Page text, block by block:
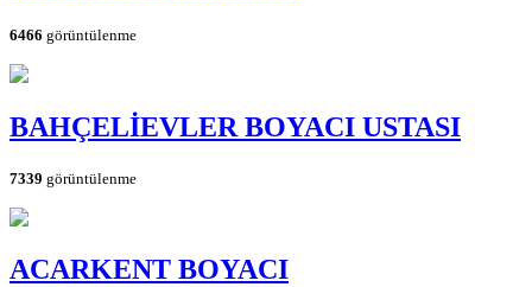
6466 görüntülenme
BAHÇELİEVLER BOYACI USTASI
7339 görüntülenme
ACARKENT BOYACI